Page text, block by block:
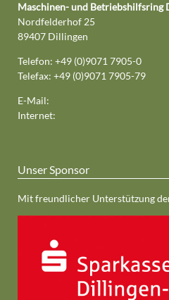
Maschinen- und Betriebshilfsring
Nordfelderhof 25
89407 Dillingen
Telefon: +49 (0)9071 7905-0
Telefax: +49 (0)9071 7905-79
E-Mail:
Internet:
Unser Sponsor
Mit freundlicher Unterstützung